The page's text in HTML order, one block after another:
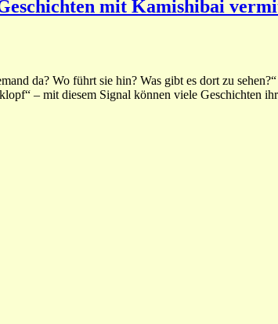
mit Kamishibai
da? Wo führt sie hin? Was gibt es dort zu
– mit diesem Signal können viele Geschichten